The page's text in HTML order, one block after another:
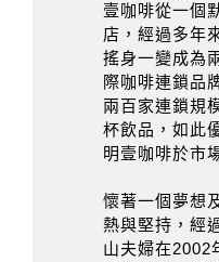
壹咖啡從一個
店，經過多年
搖身一變成為
際咖啡連鎖品
兩百家連鎖規
杯飲品，如此
明壹咖啡於市
懷著一個夢想
熱與堅持，經
山夫婦在2002